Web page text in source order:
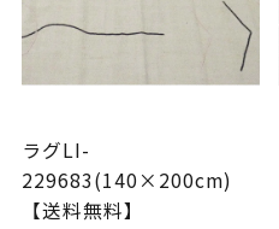
ラグLI-
229683(140×200cm)
【送料無料】